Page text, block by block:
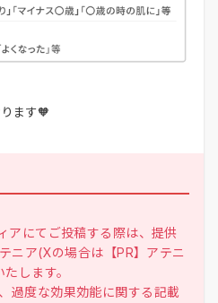
ます🧡
アにてご投稿する際は、提供
ニア(Xの場合は【PR】アテニ
します。
過度な効果効能に関する記載